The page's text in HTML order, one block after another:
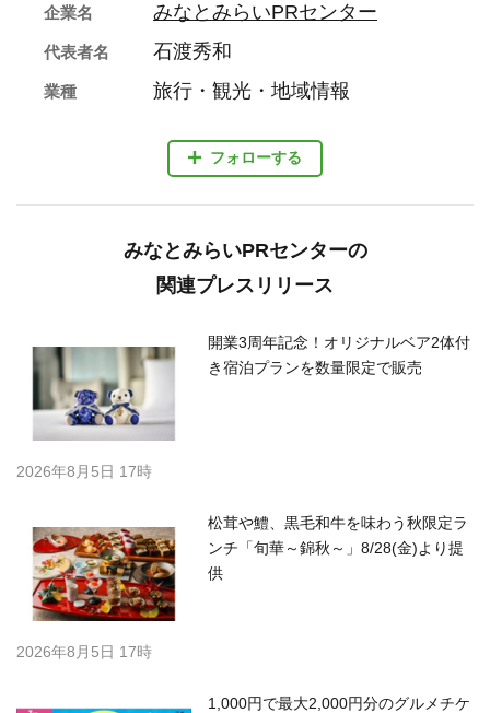
フォローする
企業名 みなとみらいPRセンター
代表者名 石渡秀和
業種 旅行・観光・地域情報
みなとみらいPRセンターの
関連プレスリリース
開業3周年記念！オリジナルベア2体付
き宿泊プランを数量限定で販売
2026年8月5日 17時
松茸や鱧、黒毛和牛を味わう秋限定ラ
ンチ「旬華～錦秋～」8/28(金)より提
供
2026年8月5日 17時
1,000円で最大2,000円分のグルメチケ